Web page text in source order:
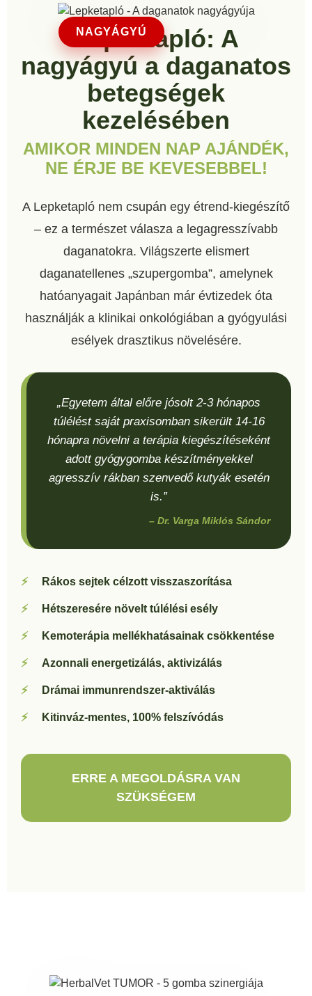
NAGYÁGYÚ
Lepketapló: A
nagyágyú a daganatos
betegségek
kezelésében
AMIKOR MINDEN NAP AJÁNDÉK,
NE ÉRJE BE KEVESEBBEL!
A Lepketapló nem csupán egy étrend-kiegészítő
– ez a természet válasza a legagresszívabb
daganatokra. Világszerte elismert
daganatellenes „szupergomba”, amelynek
hatóanyagait Japánban már évtizedek óta
használják a klinikai onkológiában a gyógyulási
esélyek drasztikus növelésére.
„Egyetem által előre jósolt 2-3 hónapos
túlélést saját praxisomban sikerült 14-16
hónapra növelni a terápia kiegészítéseként
adott gyógygomba készítményekkel
agresszív rákban szenvedő kutyák esetén
is.”
– Dr. Varga Miklós Sándor
Rákos sejtek célzott visszaszorítása
Hétszeresére növelt túlélési esély
Kemoterápia mellékhatásainak csökkentése
Azonnali energetizálás, aktivizálás
Drámai immunrendszer-aktiválás
Kitinváz-mentes, 100% felszívódás
ERRE A MEGOLDÁSRA VAN
SZÜKSÉGEM